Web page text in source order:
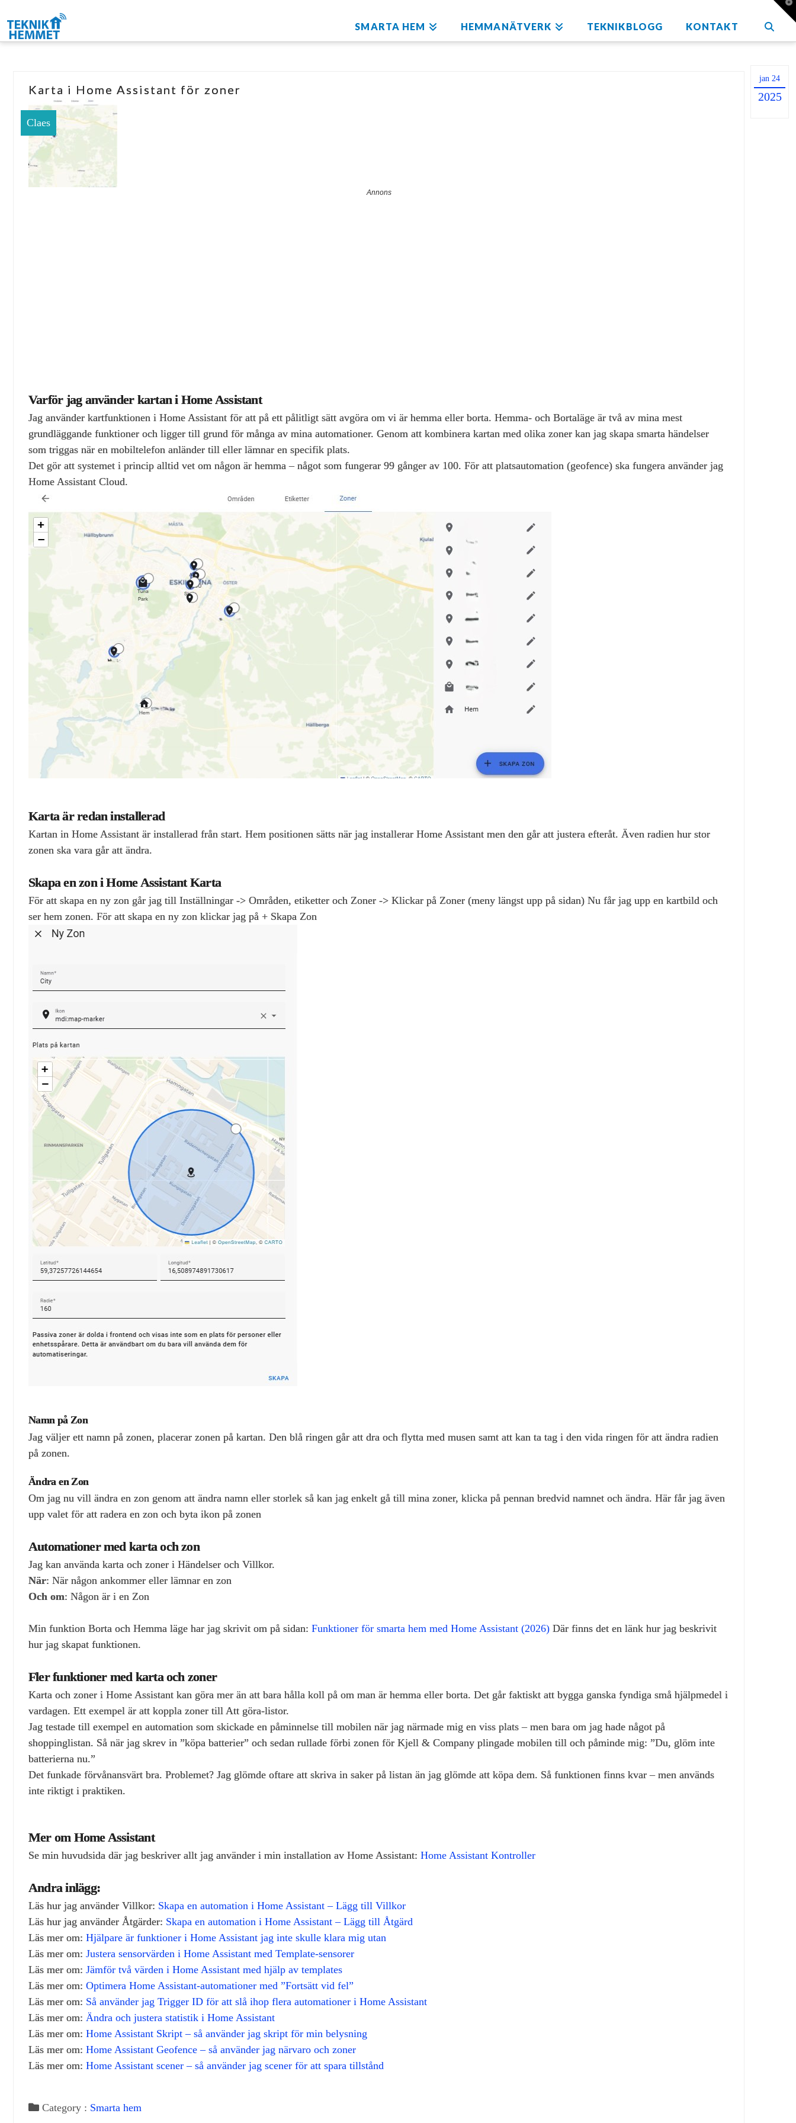
SMARTA HEM HEMMANÄTVERK TEKNIKBLOGG KONTAKT
jan 24
2025
Karta i Home Assistant för zoner
Claes
Varför jag använder kartan i Home Assistant
Jag använder kartfunktionen i Home Assistant för att på ett pålitligt sätt avgöra om vi är hemma eller borta. Hemma- och Bortaläge är två av mina mest
grundläggande funktioner och ligger till grund för många av mina automationer. Genom att kombinera kartan med olika zoner kan jag skapa smarta händelser
som triggas när en mobiltelefon anländer till eller lämnar en specifik plats.
Det gör att systemet i princip alltid vet om någon är hemma – något som fungerar 99 gånger av 100. För att platsautomation (geofence) ska fungera använder jag
Home Assistant Cloud.
Karta är redan installerad
Kartan in Home Assistant är installerad från start. Hem positionen sätts när jag installerar Home Assistant men den går att justera efteråt. Även radien hur stor
zonen ska vara går att ändra.
Skapa en zon i Home Assistant Karta
För att skapa en ny zon går jag till Inställningar -> Områden, etiketter och Zoner -> Klickar på Zoner (meny längst upp på sidan) Nu får jag upp en kartbild och
ser hem zonen. För att skapa en ny zon klickar jag på + Skapa Zon
Namn på Zon
Jag väljer ett namn på zonen, placerar zonen på kartan. Den blå ringen går att dra och flytta med musen samt att kan ta tag i den vida ringen för att ändra radien
på zonen.
Ändra en Zon
Om jag nu vill ändra en zon genom att ändra namn eller storlek så kan jag enkelt gå till mina zoner, klicka på pennan bredvid namnet och ändra. Här får jag även
upp valet för att radera en zon och byta ikon på zonen
Automationer med karta och zon
Jag kan använda karta och zoner i Händelser och Villkor.
När: När någon ankommer eller lämnar en zon
Och om: Någon är i en Zon
Min funktion Borta och Hemma läge har jag skrivit om på sidan: Funktioner för smarta hem med Home Assistant (2026) Där finns det en länk hur jag beskrivit
hur jag skapat funktionen.
Fler funktioner med karta och zoner
Karta och zoner i Home Assistant kan göra mer än att bara hålla koll på om man är hemma eller borta. Det går faktiskt att bygga ganska fyndiga små hjälpmedel i
vardagen. Ett exempel är att koppla zoner till Att göra‑listor.
Jag testade till exempel en automation som skickade en påminnelse till mobilen när jag närmade mig en viss plats – men bara om jag hade något på
shoppinglistan. Så när jag skrev in ”köpa batterier” och sedan rullade förbi zonen för Kjell & Company plingade mobilen till och påminde mig: ”Du, glöm inte
batterierna nu.”
Det funkade förvånansvärt bra. Problemet? Jag glömde oftare att skriva in saker på listan än jag glömde att köpa dem. Så funktionen finns kvar – men används
inte riktigt i praktiken.
Mer om Home Assistant
Se min huvudsida där jag beskriver allt jag använder i min installation av Home Assistant: Home Assistant Kontroller
Andra inlägg:
Läs hur jag använder Villkor: Skapa en automation i Home Assistant – Lägg till Villkor
Läs hur jag använder Åtgärder: Skapa en automation i Home Assistant – Lägg till Åtgärd
Läs mer om: Hjälpare är funktioner i Home Assistant jag inte skulle klara mig utan
Läs mer om: Justera sensorvärden i Home Assistant med Template‑sensorer
Läs mer om: Jämför två värden i Home Assistant med hjälp av templates
Läs mer om: Optimera Home Assistant‑automationer med ”Fortsätt vid fel”
Läs mer om: Så använder jag Trigger ID för att slå ihop flera automationer i Home Assistant
Läs mer om: Ändra och justera statistik i Home Assistant
Läs mer om: Home Assistant Skript – så använder jag skript för min belysning
Läs mer om: Home Assistant Geofence – så använder jag närvaro och zoner
Läs mer om: Home Assistant scener – så använder jag scener för att spara tillstånd
Category : Smarta hem